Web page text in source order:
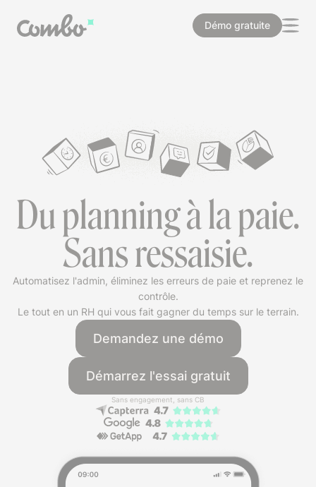
Démo gratuite
Du planning à la paie.
Sans ressaisie.
Automatisez l'admin, éliminez les erreurs de paie et reprenez le
contrôle.
Le tout en un RH qui vous fait gagner du temps sur le terrain.
Demandez une démo
Démarrez l'essai gratuit
Sans engagement, sans CB